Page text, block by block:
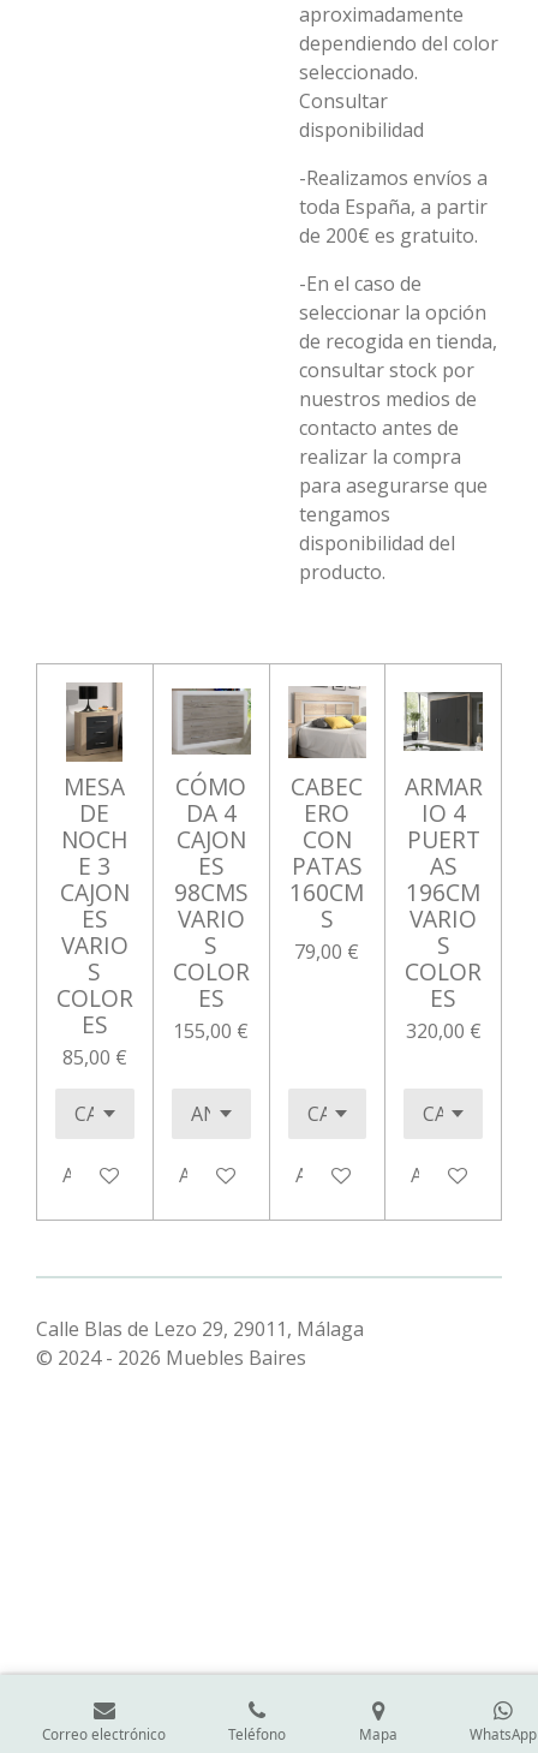
aproximadamente
dependiendo del color
seleccionado.
Consultar
disponibilidad
-Realizamos envíos a
toda España, a partir
de 200€ es gratuito.
-En el caso de
seleccionar la opción
de recogida en tienda,
consultar stock por
nuestros medios de
contacto antes de
realizar la compra
para asegurarse que
tengamos
disponibilidad del
producto.
MESA
DE
NOCH
E 3
CAJON
ES
VARIO
S
COLOR
ES
85,00 €
Añadir al carrito
CÓMO
DA 4
CAJON
ES
98CMS
VARIO
S
COLOR
ES
155,00 €
Añadir al carrito
CABEC
ERO
CON
PATAS
160CM
S
79,00 €
Añadir al carrito
ARMAR
IO 4
PUERT
AS
196CM
VARIO
S
COLOR
ES
320,00 €
Añadir al
Calle Blas de Lezo 29, 29011, Málaga
© 2024 - 2026 Muebles Baires
Correo electrónico Teléfono Mapa WhatsApp